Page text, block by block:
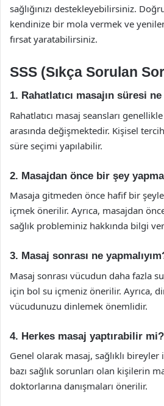
sağlığınızı destekleyebilirsiniz.
kendinize bir mola vermek ve
fırsat yaratabilirsiniz.
SSS (Sıkça Sorulan
1. Rahatlatıcı masajın süresi
Rahatlatıcı masaj seansları
arasında değişmektedir. Kişisel
süre seçimi yapılabilir.
2. Masajdan önce bir şey
Masaja gitmeden önce hafif bir
içmek önerilir. Ayrıca, masajdan
sağlık probleminiz hakkında bilgi
3. Masaj sonrası ne
Masaj sonrası vücudun daha fazla
için bol su içmeniz önerilir. Ayrıca,
vücudunuzu dinlemek önemlidir.
4. Herkes masaj yaptırabilir mi?
Genel olarak masaj, sağlıklı bireyler
bazı sağlık sorunları olan kişilerin
doktorlarına danışmaları önerilir.